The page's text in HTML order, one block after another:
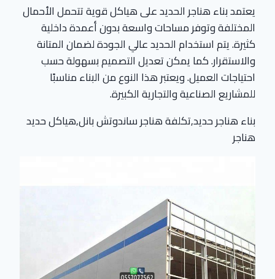
يعتمد بناء هناجر الحديد على هياكل قوية تتحمل الأحمال
المختلفة وتوفر مساحات واسعة بدون أعمدة داخلية
كثيرة. يتم استخدام الحديد عالي الجودة لضمان المتانة
والاستقرار. كما يمكن تعديل التصميم بسهولة حسب
احتياجات العميل. ويعتبر هذا النوع من البناء مناسبًا
للمشاريع الصناعية والتجارية الكبيرة.
بناء هناجر حديد,تكلفة هناجر ساندوتش بانل,هياكل حديد
هناجر